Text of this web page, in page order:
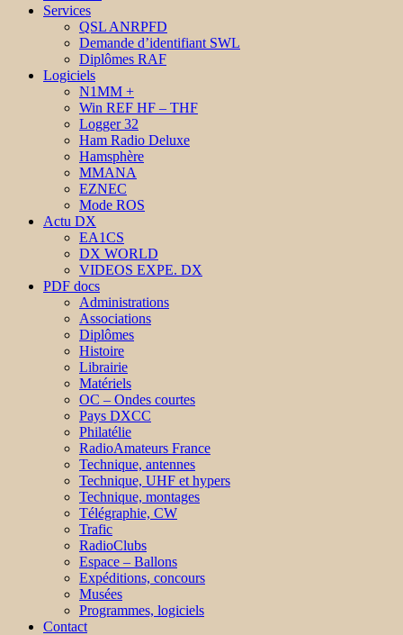
Services
QSL ANRPFD
Demande d’identifiant SWL
Diplômes RAF
Logiciels
N1MM +
Win REF HF – THF
Logger 32
Ham Radio Deluxe
Hamsphère
MMANA
EZNEC
Mode ROS
Actu DX
EA1CS
DX WORLD
VIDEOS EXPE. DX
PDF docs
Administrations
Associations
Diplômes
Histoire
Librairie
Matériels
OC – Ondes courtes
Pays DXCC
Philatélie
RadioAmateurs France
Technique, antennes
Technique, UHF et hypers
Technique, montages
Télégraphie, CW
Trafic
RadioClubs
Espace – Ballons
Expéditions, concours
Musées
Programmes, logiciels
Contact